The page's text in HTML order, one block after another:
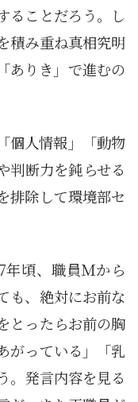
ることだろう。し
積み重ね真相究明
ありき」で進むの
個人情報」「動物
判断力を鈍らせる
排除して環境部セ
頃、職員Ｍから
も、絶対にお前な
とったらお前の胸
がっている」「乳
。発言内容を見る